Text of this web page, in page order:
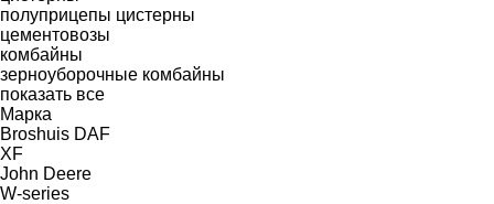
полуприцепы цистерны
цементовозы
комбайны
зерноуборочные комбайны
показать все
Марка
Broshuis DAF
XF
John Deere
W-series